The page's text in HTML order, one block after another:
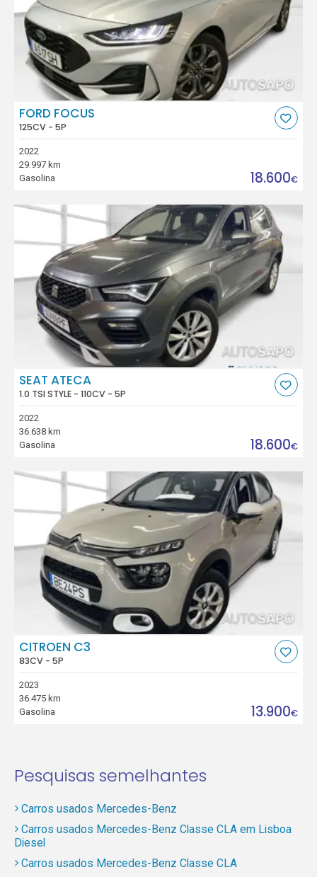
FORD FOCUS
125CV - 5P
2022
29.997 km
Gasolina
18.600€
SEAT ATECA
1.0 TSI STYLE - 110CV - 5P
2022
36.638 km
Gasolina
18.600€
CITROEN C3
83CV - 5P
2023
36.475 km
Gasolina
13.900€
Pesquisas semelhantes
Carros usados Mercedes-Benz
Carros usados Mercedes-Benz Classe CLA em Lisboa
Diesel
Carros usados Mercedes-Benz Classe CLA